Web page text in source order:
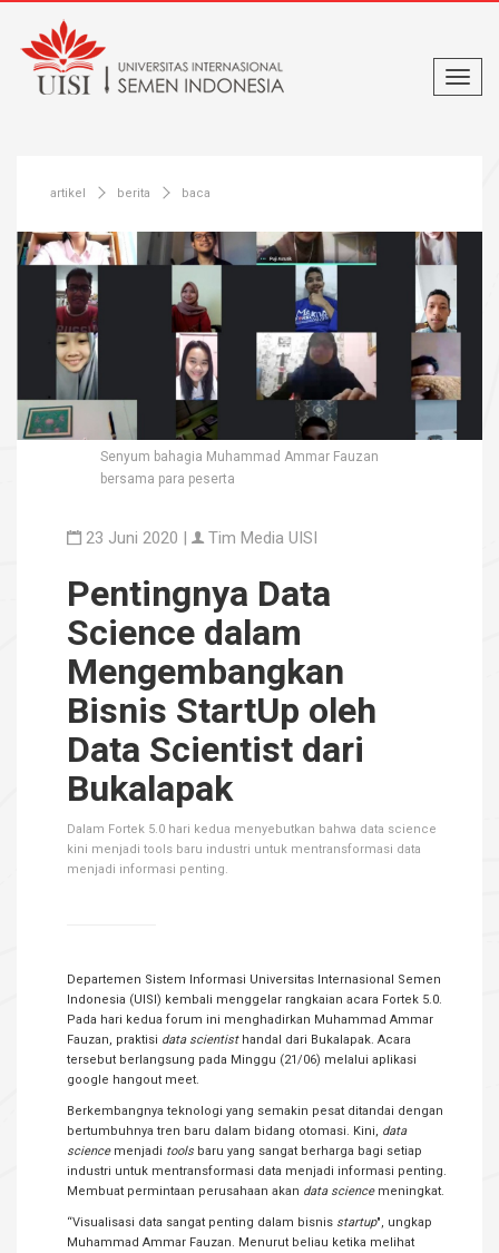
artikel berita baca
Senyum bahagia Muhammad Ammar Fauzan
bersama para peserta
23 Juni 2020 | Tim Media UISI
Pentingnya Data
Science dalam
Mengembangkan
Bisnis StartUp oleh
Data Scientist dari
Bukalapak
Dalam Fortek 5.0 hari kedua menyebutkan bahwa data science
kini menjadi tools baru industri untuk mentransformasi data
menjadi informasi penting.
Departemen Sistem Informasi Universitas Internasional Semen
Indonesia (UISI) kembali menggelar rangkaian acara Fortek 5.0.
Pada hari kedua forum ini menghadirkan Muhammad Ammar
Fauzan, praktisi data scientisthandal dari Bukalapak. Acara
tersebut berlangsung pada Minggu (21/06) melalui aplikasi
google hangout meet.
Berkembangnya teknologi yang semakin pesat ditandai dengan
bertumbuhnya tren baru dalam bidang otomasi. Kini, data
sciencemenjadi tools baru yang sangat berharga bagi setiap
industri untuk mentransformasi data menjadi informasi penting.
Membuat permintaan perusahaan akan data sciencemeningkat.
“Visualisasi data sangat penting dalam bisnis startup", ungkap
Muhammad Ammar Fauzan. Menurut beliau ketika melihat